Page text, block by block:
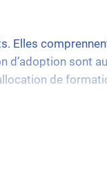
Elles
sont
de